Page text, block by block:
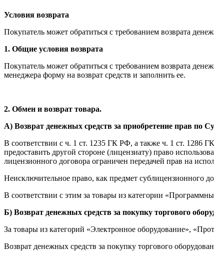
Условия возврата
Покупатель может обратиться с требованием возврата
1. Общие условия возврата
Покупатель может обратиться с требованием возврата
менеджера форму на возврат средств и заполнить ее.
2. Обмен и возврат товара.
А) Возврат денежных средств за приобретение прав по
В соответствии с ч. 1 ст. 1235 ГК РФ, а также ч. 1 ст. 1286
предоставить другой стороне (лицензиату) право
лицензионного договора ограничен передачей прав на
Неисключительное право, как предмет сублицензионного
В соответствии с этим за товары из категории
Б) Возврат денежных средств за покупку торгового
За товары из категорий «Электронное оборудование»,
Возврат денежных средств за покупку торгового